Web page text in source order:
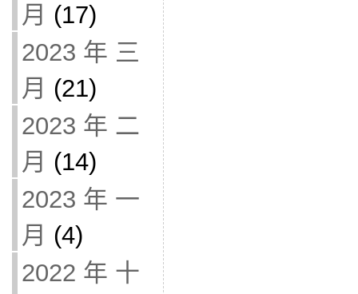
月 (17)
2023 年 三
月 (21)
2023 年 二
月 (14)
2023 年 一
月 (4)
2022 年 十